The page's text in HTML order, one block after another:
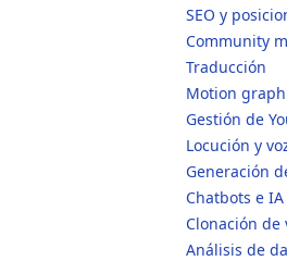
SEO y
Community
Traducción
Motion
Gestión de
Locución y
Generación
Chatbots e
Clonación de
Análisis de